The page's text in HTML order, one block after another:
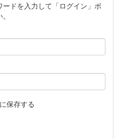
ドを入力して「ログイン」ボ
保存する